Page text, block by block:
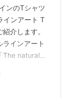
ンのTシャツ
インアート T
介します。
インアート
The natural
りです。 カ
ンク の3色。